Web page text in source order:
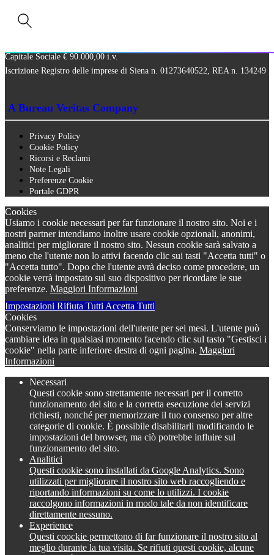
Via Paolo Frajese, 37 – 53100 Siena
tel. +39 0577 327234 - fax +39 0577 329907 -
Capitale Sociale € 90.000,00 i.v.
Iscrizione Registro delle imprese di Siena n. 01273640522, REA n. 134249
A Bureau Veritas Company
Privacy Policy
Cookie Policy
Ricorsi e Reclami
Note Legali
Preferenze Cookie
Portale GDPR
Cookies
Usiamo i cookie necessari per far funzionare il nostro sito. Noi e i
nostri partner intendiamo inoltre usare cookie opzionali, anonimi,
analitici per migliorare il nostro sito. Nessun cookie sarà salvato a
meno che l'utente non lo attivi facendo clic sui tasti "Accetta tutti" o
"Accetta tutto". Dopo che l'utente avrà deciso come procedere, un
cookie verrà impostato sul suo dispositivo per ricordare le sue
preferenze. Maggiori Informazioni
Impostazioni Rifiuta TuttiAccetta Tutti
Cookies
Conserviamo le impostazioni dell'utente per sei mesi. L'utente può
cambiare idea in qualsiasi momento facendo clic sul tasto "Gestisci i
cookie" nella parte inferiore destra di ogni pagina. Maggiori
Informazioni
Necessari
Questi cookie sono strettamente necessari per il corretto
funzionamento del sito e la corretta esecuzione dei servizi
richiesti, nonché per memorizzare il tuo consenso per altre
categorie di cookie. È possibile disabilitarli modificando le
impostazioni del browser, ma ciò potrebbe influire sul
funzionamento del sito.
Analitici
Questi cookie sono installati da Google Analytics. Sono
utilizzati per migliorare il nostro sito web raccogliendo e
riportando informazioni su come lo utilizzi. I cookie
raccolgono informazioni in modo tale da non identificare
direttamente nessuno.
Experience
Questi coockie permettono di far funzionare il nostro sito al
meglio durante la tua visita. Se rifiuti questi cookie, alcune